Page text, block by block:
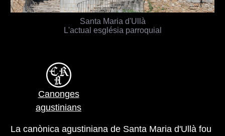
Santa Maria d'Ullà
L'actual església parroquial
Canonges
agustinians
La canònica agustiniana de Santa Maria d'Ullà fou